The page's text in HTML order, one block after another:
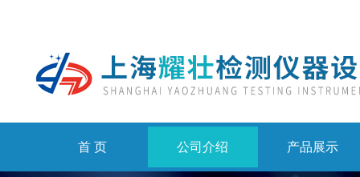
首 页 公司介绍 产品展示